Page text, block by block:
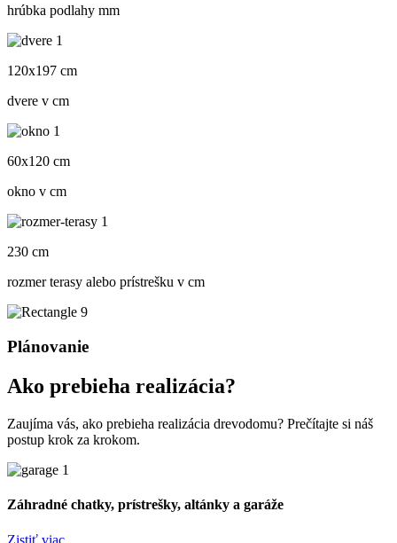
hrúbka podlahy mm
120x197 cm
dvere v cm
60x120 cm
okno v cm
230 cm
rozmer terasy alebo prístrešku v cm
Plánovanie
Ako prebieha realizácia?
Zaujíma vás, ako prebieha realizácia drevodomu? Prečítajte si náš
postup krok za krokom.
Záhradné chatky, prístrešky, altánky a garáže
Zistiť viac